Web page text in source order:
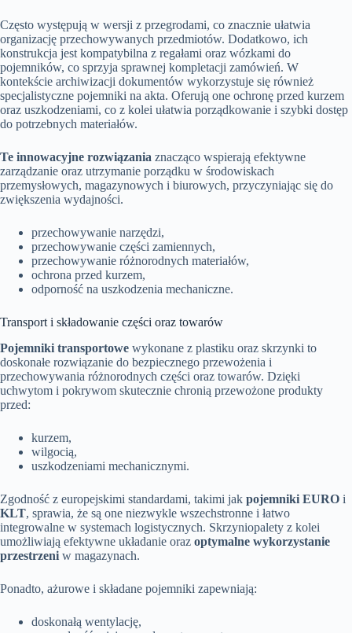
Często występują w wersji z przegrodami, co znacznie ułatwia
organizację przechowywanych przedmiotów. Dodatkowo, ich
konstrukcja jest kompatybilna z regałami oraz wózkami do
pojemników, co sprzyja sprawnej kompletacji zamówień. W
kontekście archiwizacji dokumentów wykorzystuje się również
specjalistyczne pojemniki na akta. Oferują one ochronę przed kurzem
oraz uszkodzeniami, co z kolei ułatwia porządkowanie i szybki dostęp
do potrzebnych materiałów.
Te innowacyjne rozwiązania znacząco wspierają efektywne
zarządzanie oraz utrzymanie porządku w środowiskach
przemysłowych, magazynowych i biurowych, przyczyniając się do
zwiększenia wydajności.
przechowywanie narzędzi,
przechowywanie części zamiennych,
przechowywanie różnorodnych materiałów,
ochrona przed kurzem,
odporność na uszkodzenia mechaniczne.
Transport i składowanie części oraz towarów
Pojemniki transportowe wykonane z plastiku oraz skrzynki to
doskonałe rozwiązanie do bezpiecznego przewożenia i
przechowywania różnorodnych części oraz towarów. Dzięki
uchwytom i pokrywom skutecznie chronią przewożone produkty
przed:
kurzem,
wilgocią,
uszkodzeniami mechanicznymi.
Zgodność z europejskimi standardami, takimi jak pojemniki EURO i
KLT, sprawia, że są one niezwykle wszechstronne i łatwo
integrowalne w systemach logistycznych. Skrzyniopalety z kolei
umożliwiają efektywne układanie oraz optymalne wykorzystanie
przestrzeni w magazynach.
Ponadto, ażurowe i składane pojemniki zapewniają:
doskonałą wentylację,